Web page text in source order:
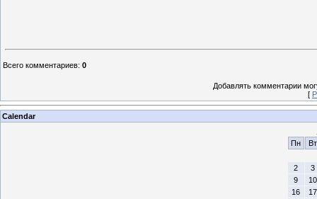
Всего комментариев: 0
Добавлять комментарии
[
Calendar
Пн
Вт
2
3
9
10
16
17